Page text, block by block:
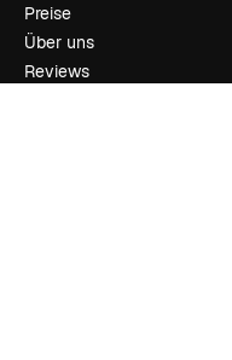
Preise
Über uns
Reviews